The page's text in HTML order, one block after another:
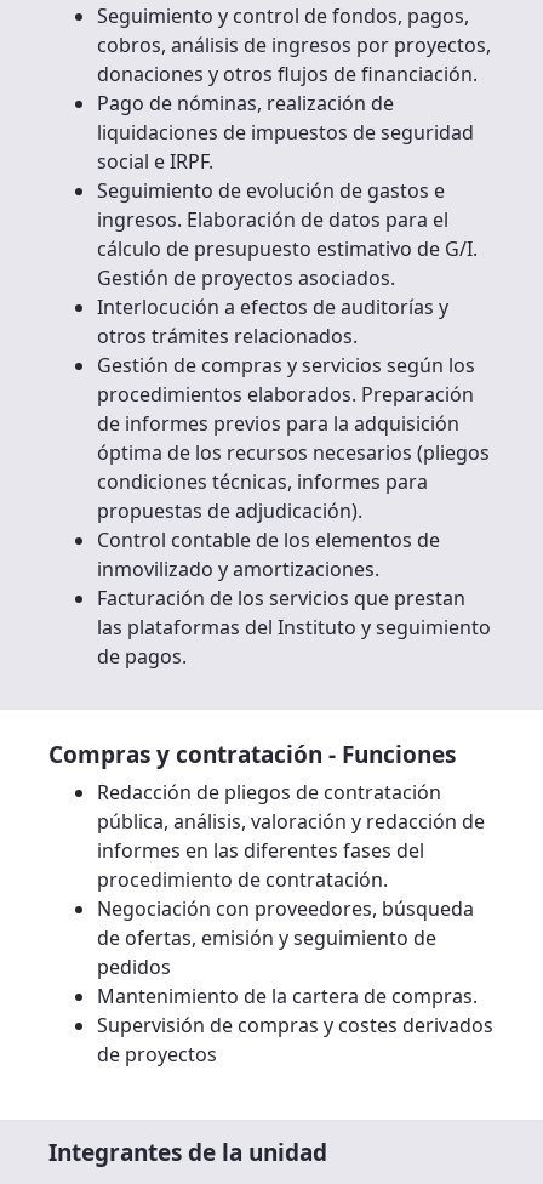
Seguimiento y control de fondos, pagos,
cobros, análisis de ingresos por proyectos,
donaciones y otros flujos de financiación.
Pago de nóminas, realización de
liquidaciones de impuestos de seguridad
social e IRPF.
Seguimiento de evolución de gastos e
ingresos. Elaboración de datos para el
cálculo de presupuesto estimativo de G/I.
Gestión de proyectos asociados.
Interlocución a efectos de auditorías y
otros trámites relacionados.
Gestión de compras y servicios según los
procedimientos elaborados. Preparación
de informes previos para la adquisición
óptima de los recursos necesarios (pliegos
condiciones técnicas, informes para
propuestas de adjudicación).
Control contable de los elementos de
inmovilizado y amortizaciones.
Facturación de los servicios que prestan
las plataformas del Instituto y seguimiento
de pagos.
Compras y contratación - Funciones
Redacción de pliegos de contratación
pública, análisis, valoración y redacción de
informes en las diferentes fases del
procedimiento de contratación.
Negociación con proveedores, búsqueda
de ofertas, emisión y seguimiento de
pedidos
Mantenimiento de la cartera de compras.
Supervisión de compras y costes derivados
de proyectos
Integrantes de la unidad